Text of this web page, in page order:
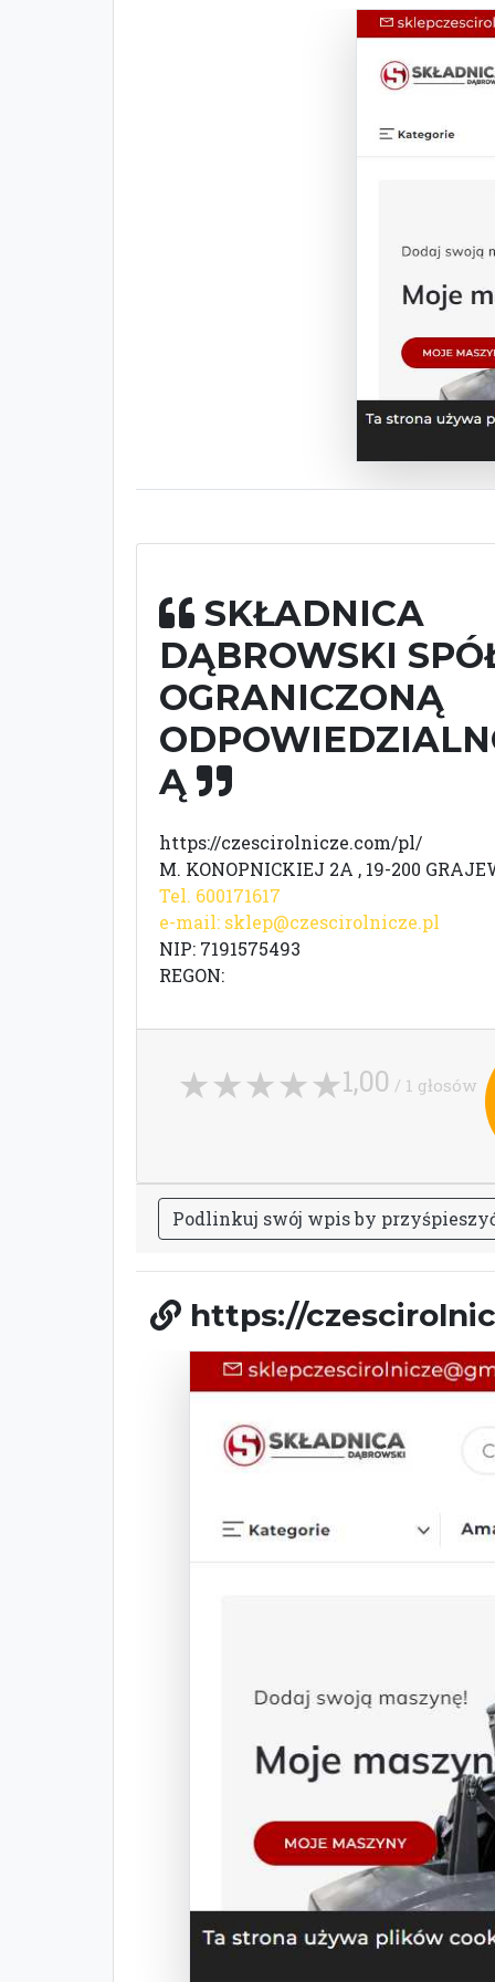
SKŁADNICA
DĄBROWSKI
OGRANICZONĄ
Ą
https://czescirolnicze.com/pl/
M. KONOPNICKIEJ 2A , 19-200
Tel. 600171617
e-mail: sklep@czescirolnicze.pl
NIP: 7191575493
REGON:
1,00 / 1 głosów
Podlinkuj swój wpisby przyśpieszy
https://